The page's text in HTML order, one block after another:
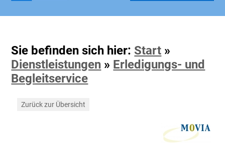
Sie befinden sich hier: Start »
Dienstleistungen » Erledigungs- und
Begleitservice
Zurück zur Übersicht